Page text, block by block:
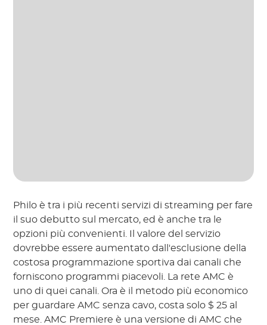
Philo è tra i più recenti servizi di streaming per fare
il suo debutto sul mercato, ed è anche tra le
opzioni più convenienti. Il valore del servizio
dovrebbe essere aumentato dall'esclusione della
costosa programmazione sportiva dai canali che
forniscono programmi piacevoli. La rete AMC è
uno di quei canali. Ora è il metodo più economico
per guardare AMC senza cavo, costa solo $ 25 al
mese. AMC Premiere è una versione di AMC che